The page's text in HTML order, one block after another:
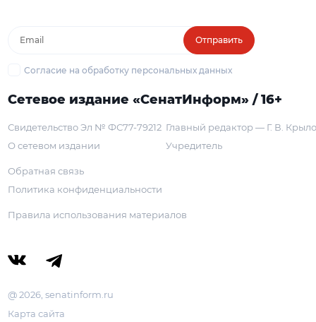
Отправить
Согласие на обработку персональных данных
Сетевое издание «СенатИнформ» / 16+
Свидетельство Эл № ФС77-79212
О сетевом издании
Главный редактор — Г. В.
Учредитель
Обратная связь
Политика конфиденциальности
Правила использования материалов
@ 2026, senatinform.ru
Карта сайта